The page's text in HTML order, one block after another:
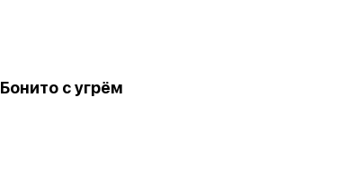
Бонито с угрём